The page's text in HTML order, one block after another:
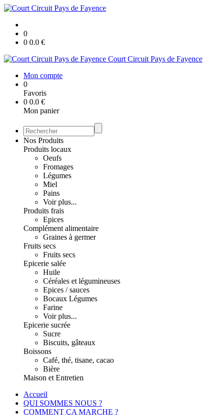
0
0 0.0 €
Court Circuit Pays de Fayence
Mon compte
0
Favoris
0 0.0 €
Mon panier
Nos Produits
Produits locaux
Oeufs
Fromages
Légumes
Miel
Pains
Voir plus...
Produits frais
Epices
Complément alimentaire
Graines à germer
Fruits secs
Fruits secs
Epicerie salée
Huile
Céréales et légumineuses
Epices / sauces
Bocaux Légumes
Farine
Voir plus...
Epicerie sucrée
Sucre
Biscuits, gâteaux
Boissons
Café, thé, tisane, cacao
Bière
Maison et Entretien
Accueil
QUI SOMMES NOUS ?
COMMENT ÇA MARCHE ?